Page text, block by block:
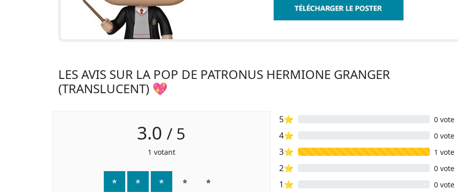
LES AVIS SUR LA POP DE PATRONUS HERMIONE GRANGER
(TRANSLUCENT) 💖
3.0 / 5
1 votant
⭐ ⭐ ⭐ ⭐ ⭐
5⭐ 0 vote
4⭐ 0 vote
3⭐ 1 vote
2⭐ 0 vote
1⭐ 0 vote